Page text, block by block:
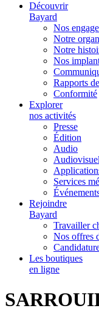
Découvrir
Bayard
Nos
Notre
Notre
Nos
Rapports
Conformité
Explorer
nos activités
Presse
Édition
Audio
Services
Rejoindre
Bayard
Travailler
Nos offres
Les boutiques
en ligne